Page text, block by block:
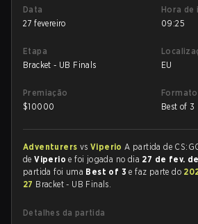
Data
27 fevereiro
Hora de
09:25
Etapa
Bracket - UB Finals
EU
Premiação
$10000
Formato
Best of 3
Adventurers vsViperioA partida de
deViperioe foi jogada no dia 27 de fev.
partida foi uma Best of 3e faz parte do
27 Bracket - UB Finals.
Detalhes da partida